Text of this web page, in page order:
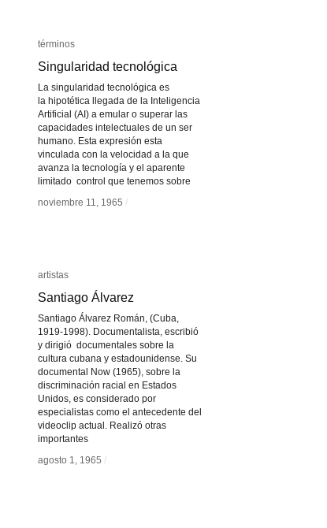
términos
Singularidad tecnológica
La singularidad tecnológica es
la hipotética llegada de la Inteligencia
Artificial (AI) a emular o superar las
capacidades intelectuales de un ser
humano. Esta expresión esta
vinculada con la velocidad a la que
avanza la tecnología y el aparente
limitado control que tenemos sobre
noviembre 11, 1965 /
términos
Singularidad tecnológica
noviembre 11, 1965 /
artistas
Santiago Álvarez
Santiago Álvarez Román, (Cuba,
1919-1998). Documentalista, escribió
y dirigió documentales sobre la
cultura cubana y estadounidense. Su
documental Now (1965), sobre la
discriminación racial en Estados
Unidos, es considerado por
especialistas como el antecedente del
videoclip actual. Realizó otras
importantes
agosto 1, 1965 /
artistas
Santiago Álvarez
agosto 1, 1965 /